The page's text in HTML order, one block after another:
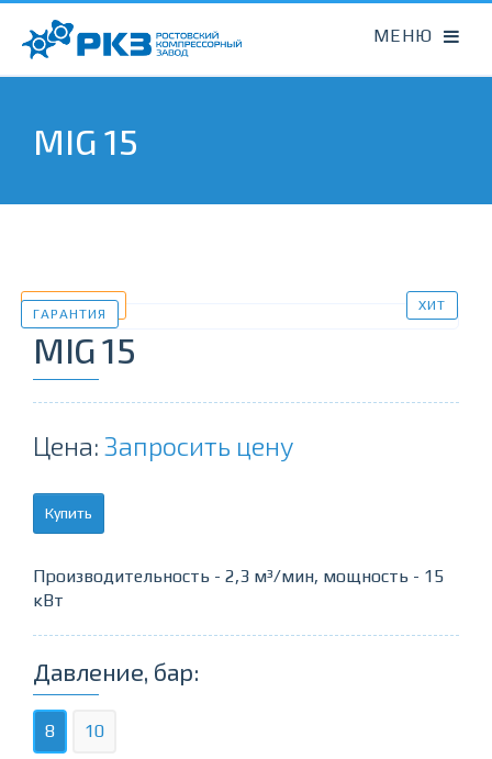
MIG 15
В НАЛИЧИИ
ГАРАНТИЯ
ХИТ
MIG 15
Цена: Запросить цену
Купить
Производительность - 2,3 м³/мин, мощность - 15
кВт
Давление, бар:
8 10